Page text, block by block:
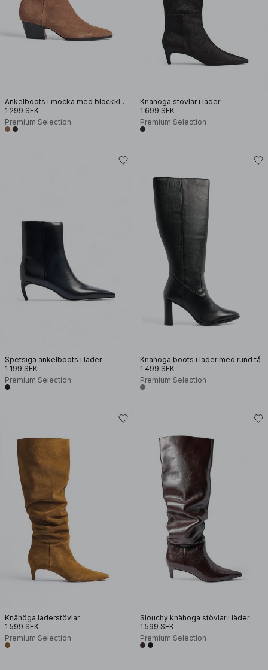
Ankelboots i mocka med blockklack
1 299 SEK
Premium Selection
Knähöga stövlar i läder
1 699 SEK
Premium Selection
Spetsiga ankelboots i läder
1 199 SEK
Premium Selection
Knähöga boots i läder med rund tå
1 499 SEK
Premium Selection
Knähöga läderstövlar
1 599 SEK
Premium Selection
Slouchy knähöga stövlar i läder
1 599 SEK
Premium Selection